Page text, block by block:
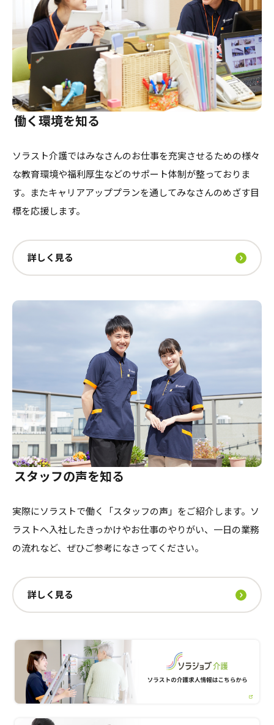
働く環境を知る
ソラスト介護ではみなさんのお仕事を充実させるための様々
な教育環境や福利厚生などのサポート体制が整っておりま
す。またキャリアアッププランを通してみなさんのめざす目
標を応援します。
詳しく見る
スタッフの声を知る
実際にソラストで働く「スタッフの声」をご紹介します。ソ
ラストへ入社したきっかけやお仕事のやりがい、一日の業務
の流れなど、ぜひご参考になさってください。
詳しく見る